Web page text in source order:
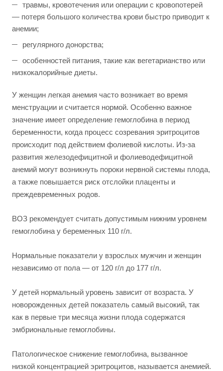
травмы, кровотечения или операции с кровопотерей
— потеря большого количества крови быстро приводит к
анемии;
регулярного донорства;
особенностей питания, такие как вегетарианство или
низкокалорийные диеты.
У женщин легкая анемия часто возникает во время
менструации и считается нормой. Особенно важное
значение имеет определение гемоглобина в период
беременности, когда процесс созревания эритроцитов
происходит под действием фолиевой кислоты. Из-за
развития железодефицитной и фолиеводефицитной
анемий могут возникнуть пороки нервной системы плода,
а также повышается риск отслойки плаценты и
преждевременных родов.
ВОЗ рекомендует считать допустимым нижним уровнем
гемоглобина у беременных 110 г/л.
Нормальные показатели у взрослых мужчин и женщин
независимо от пола — от 120 г/л до 177 г/л.
У детей нормальный уровень зависит от возраста. У
новорожденных детей показатель самый высокий, так
как в первые три месяца жизни плода содержатся
эмбриональные гемоглобины.
Патологическое снижение гемоглобина, вызванное
низкой концентрацией эритроцитов, называется анемией.